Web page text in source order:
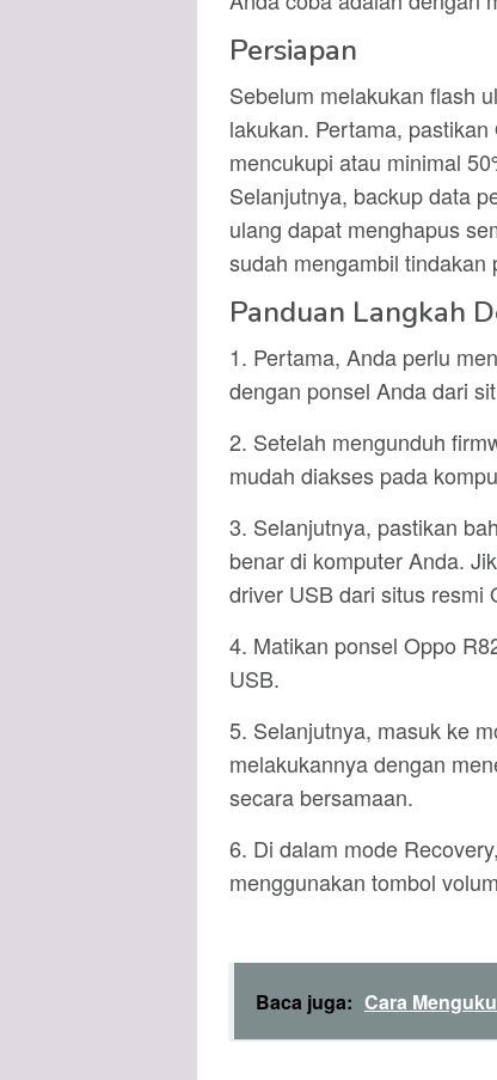
Persiapan
Sebelum melakukan flash
lakukan. Pertama,
mencukupi atau minimal
Selanjutnya, backup data
ulang dapat menghapus
sudah mengambil tindakan
Panduan Langkah
1. Pertama, Anda perlu
dengan ponsel Anda dari
2. Setelah mengunduh
mudah diakses pada
3. Selanjutnya, pastikan
benar di komputer Anda.
driver USB dari situs resmi
4. Matikan ponsel Oppo
USB.
5. Selanjutnya, masuk ke
melakukannya dengan
secara bersamaan.
6. Di dalam mode
menggunakan tombol
Baca juga: Cara